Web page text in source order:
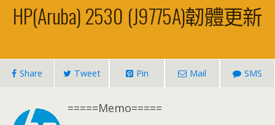
HP(Aruba) 2530 (J9775A)韌體更新
Share Tweet Pin Mail SMS
=====Memo=====